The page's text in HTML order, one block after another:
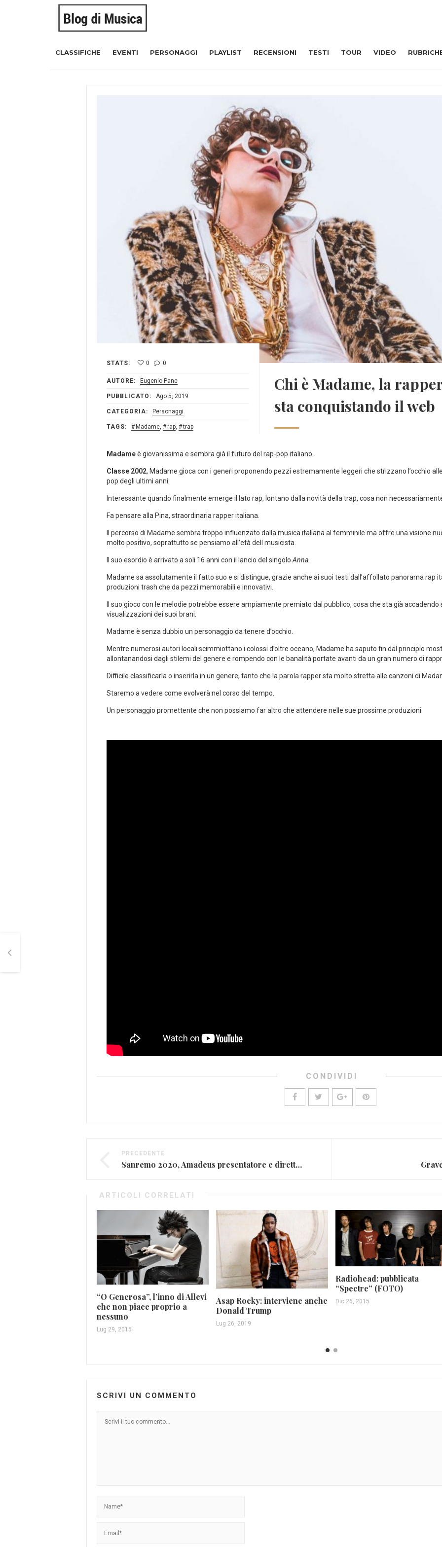
CLASSIFICHE EVENTI PERSONAGGI PLAYLIST RECENSIONI TESTI TOUR VIDEO
STATS: 0 0
AUTORE: Eugenio Pane
PUBBLICATO: Ago 5, 2019
CATEGORIA: Personaggi
TAGS: Madame, rap, trap
Chi è Madame, la
sta conquistando il web
Madameè giovanissima e sembra già il futuro del rap-pop italiano.
Classe 2002, Madame gioca con i generi proponendo pezzi estremamente leggeri che strizzano l’occhio
pop degli ultimi anni.
Interessante quando finalmente emerge il lato rap, lontano dalla novità della trap, cosa non
Fa pensare alla Pina, straordinaria rapper italiana.
Il percorso di Madame sembra troppo influenzato dalla musica italiana al femminile ma offre una visione
molto positivo, soprattutto se pensiamo all’età dell musicista.
Il suo esordio è arrivato a soli 16 anni con il lancio del singoloAnna.
Madame sa assolutamente il fatto suo e si distingue, grazie anche ai suoi testi dall’affollato panorama rap
produzioni trash che da pezzi memorabili e innovativi.
Il suo gioco con le melodie potrebbe essere ampiamente premiato dal pubblico, cosa che sta già
visualizzazioni dei suoi brani.
Madame è senza dubbio un personaggio da tenere d’occhio.
Mentre numerosi autori locali scimmiottano i colossi d’oltre oceano, Madame ha saputo fin dal principio
allontanandosi dagli stilemi del genere e rompendo con le banalità portate avanti da un gran numero di
Difficile classificarla o inserirla in un genere, tanto che la parola rapper sta molto stretta alle canzoni di
Staremo a vedere come evolverà nel corso del tempo.
Un personaggio promettente che non possiamo far altro che attendere nelle sue prossime produzioni.
CONDIVIDI
PRECEDENTE
Sanremo 2020, Amadeus presentatore e direttore artistico
ARTICOLI CORRELATI
“O Generosa”, l’inno di Allevi
che non piace proprio a
nessuno
Lug 29, 2015
Asap Rocky: interviene anche
Donald Trump
Lug 26, 2019
Radiohead: pubblicata
“Spectre” (FOTO)
Dic 26, 2015
SCRIVI UN COMMENTO